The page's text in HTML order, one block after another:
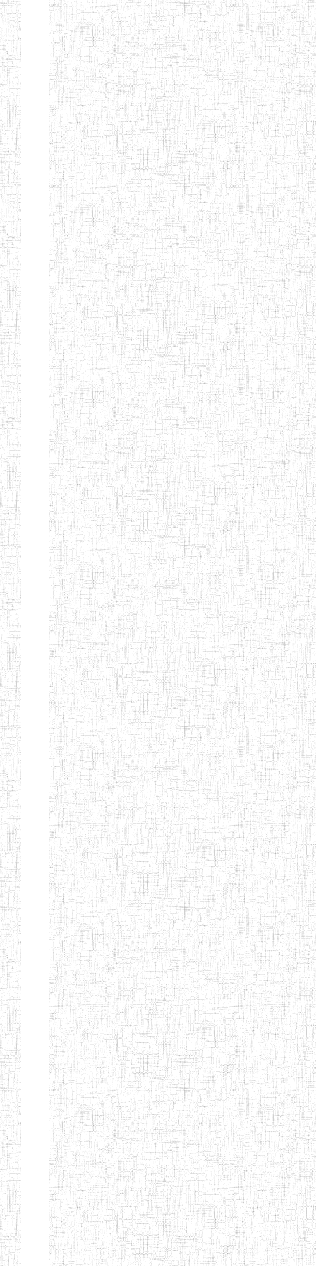
Afficher Page 4 sur 13 Total: 307
Début Préc. 1 2 3 4 5
6
Suivant
Fin
BAPTIST
TEACHERS
TRAINING
COLLEGE
08/08/1983 ENIEG
KENCHOLIA
TEACHER'S
TRAINING
COLLEGE
"K.T.T.C NDOP"
15/09/2015 ENIEG
ENIEG PRIVEE
BILINGUE
LAIQUE LES
PERFORMANCES
PEDAGOGIQUES
01/09/2015 ENIEG
ENIEG DU HAUT
NKAM
12/08/2013 ENIEG
ENIEG BILINGUE
DE L'IPEP DE
BANDJOUN
05/09/2003 ENIEG
ENIEG PRIVEE
NANFAH
07/09/2012 ENIEG
ENPIEG TERESA
JANE
14/03/2014 ENIEG
ENIEG
MODERNE
SAINTE MARIE
04/08/2010 ENIEG
ENIEG PRIVEE
BILINGUE LES
BOSONS
04/08/2010 ENIEG
ENIEG BILINGUE
LE NORMALIEN
CITOYEN
01/08/2014 ENIEG
ENIEG BILINGUE
CLAIRE
FONTAINE
03/10/2012 ENIEG
Etablissements
d'enseignement
secondaire
technique
et
professionnel